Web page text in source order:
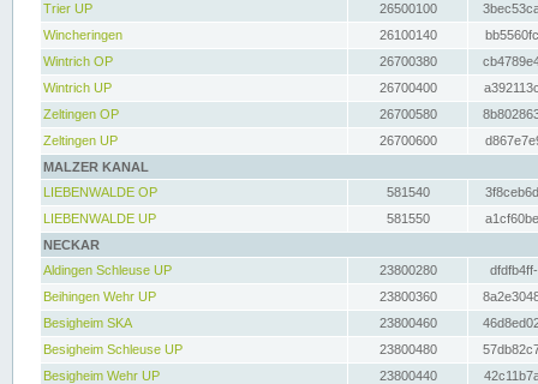
Trier UP
26500100
Wincheringen
26100140
Wintrich OP
26700380
Wintrich UP
26700400
Zeltingen OP
26700580
Zeltingen UP
26700600
MALZER KANAL
LIEBENWALDE OP
581540
LIEBENWALDE UP
581550
NECKAR
Aldingen Schleuse UP
23800280
Beihingen Wehr UP
23800360
Besigheim SKA
23800460
Besigheim Schleuse UP
23800480
Besigheim Wehr UP
23800440